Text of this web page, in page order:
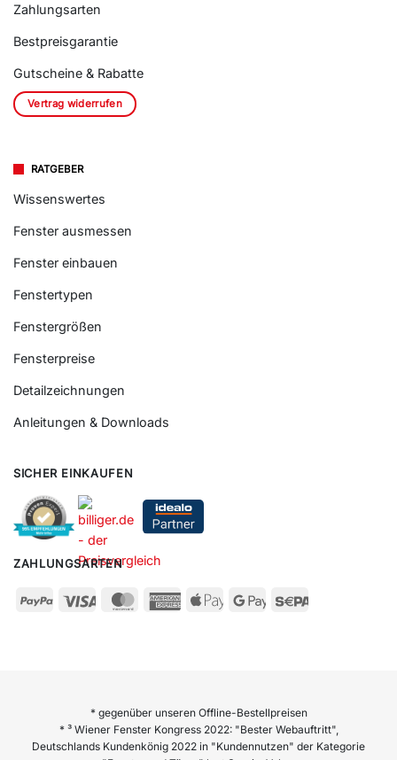
Zahlungsarten
Bestpreisgarantie
Gutscheine & Rabatte
Vertrag widerrufen
RATGEBER
Wissenswertes
Fenster ausmessen
Fenster einbauen
Fenstertypen
Fenstergrößen
Fensterpreise
Detailzeichnungen
Anleitungen & Downloads
SICHER EINKAUFEN
ZAHLUNGSARTEN
* gegenüber unseren Offline-Bestellpreisen
* ³ Wiener Fenster Kongress 2022: "Bester Webauftritt",
Deutschlands Kundenkönig 2022 in "Kundennutzen" der Kategorie